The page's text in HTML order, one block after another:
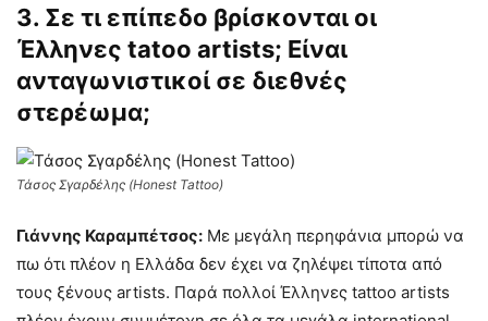
3. Σε τι επίπεδο βρίσκονται οι
Έλληνες tatoo artists; Είναι
ανταγωνιστικοί σε διεθνές
στερέωμα;
Τάσος Σγαρδέλης (Honest Tattoo)
Γιάννης Καραμπέτσος: Με μεγάλη περηφάνια μπορώ να
πω ότι πλέον η Ελλάδα δεν έχει να ζηλέψει τίποτα από
τους ξένους artists. Παρά πολλοί Έλληνες tattoo artists